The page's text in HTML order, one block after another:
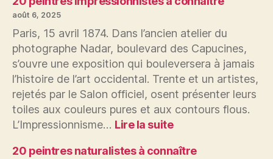
théologique
d’Orsanmichele
révèle-
t-
il
l’art
sacré
florentin
août 6, 2025
Paris, 15 avril 1874. Dans l’ancien atelier du
photographe Nadar, boulevard des Capucines,
s’ouvre une exposition qui bouleversera à jamais
l’histoire de l’art occidental. Trente et un artistes,
rejetés par le Salon officiel, osent présenter leurs
toiles aux couleurs pures et aux contours flous.
L’Impressionnisme… Lire la suite:
peintres
20 peintres naturalistes à connaître